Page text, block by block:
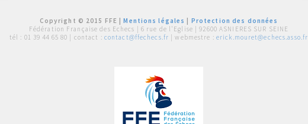
Copyright © 2015 FFE |Mentions légales
Protection des données
Fédération Française des Echecs | 6 rue de l'Eglise | 92600 ASNIERES SUR SEINE
tél : 01 39 44 65 80 | contact : contact@ffechecs.fr | webmestre : erick.mouret@echecs.asso.fr